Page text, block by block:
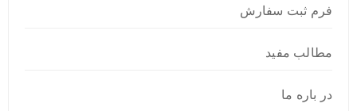
فرم ثبت سفارش
مطالب مفید
در باره ما